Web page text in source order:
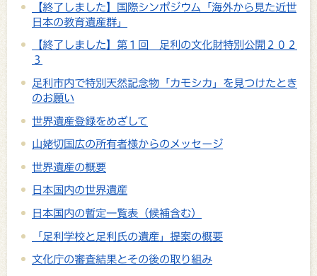
【終了しました】国際シンポジウム「海外から見た近世
日本の教育遺産群」
【終了しました】第１回 足利の文化財特別公開２０２
３
足利市内で特別天然記念物「カモシカ」を見つけたとき
のお願い
世界遺産登録をめざして
山姥切国広の所有者様からのメッセージ
世界遺産の概要
日本国内の世界遺産
日本国内の暫定一覧表（候補含む）
「足利学校と足利氏の遺産」提案の概要
文化庁の審査結果とその後の取り組み